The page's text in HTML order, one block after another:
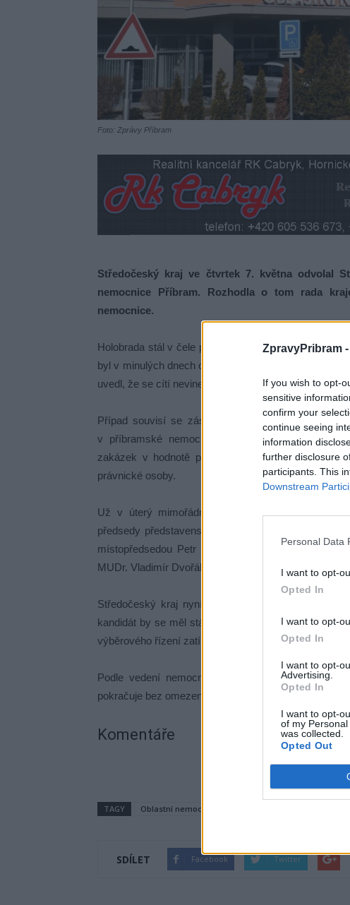
ZpravyPribram -
If you wish to opt-
sensitive
confirm your
continue seeing
information
further disclosure
participants. This
Downstream
Personal Data
I want to opt-
Opted In
I want to opt-
Opted In
I want to opt-
Advertising.
Opted In
I want to opt-
of my
was collected.
Opted Out
Foto: Zprávy Příbram
Středočeský kraj ve čtvrtek 7. května odvolal
nemocnice Příbram. Rozhodla o tom rada
nemocnice.
Holobrada stál v čele příbramské nemocnice od roku
byl v minulých dnech obviněn v souvislosti s kauzou
uvedl, že se cítí nevinen a svůj odchod z funkce
Případ souvisí se zásahem Národní centrály proti
v příbramské nemocnici. Podle Úřadu
zakázek v hodnotě přibližně 280 milionů korun.
právnické osoby.
Už v úterý mimořádně jednalo také
předsedy představenstva. Novým předsedou se
místopředsedou Petr Horák. Dočasným řízením
MUDr. Vladimír Dvořák.
Středočeský kraj nyní plánuje vyhlásit výběrové
kandidát by se měl stát jeho předsedou a zároveň
výběrového řízení zatím stanoven nebyl.
Podle vedení nemocnice zůstává zdravotní péče
pokračuje bez omezení.
Komentáře
TAGY Oblastní nemocnice Příbram
SDÍLET Facebook Twitter